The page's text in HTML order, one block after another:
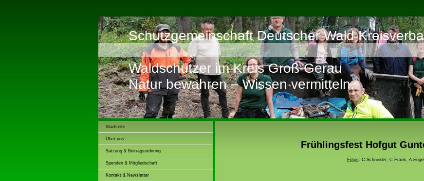
Schutzgemeinschaft Deutscher Wald
Waldschützer im Kreis Groß-Gerau
Natur bewahren – Wissen vermitteln.
Startseite
Über uns
Satzung & Beitragsordnung
Spenden & Mitgliedschaft
Kontakt & Newsletter
Frühlingsfest Hofgut
Fotos: C.Schneider, C.Frank, A.Engel